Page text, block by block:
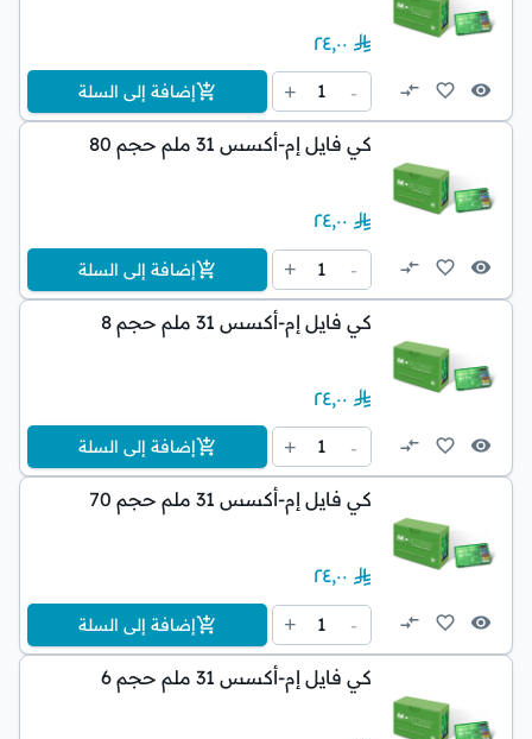
٢٤٫٠٠
-
1
+ إضافة إلى السلة
كي فايل إم-أكسس 31 ملم حجم 80
٢٤٫٠٠
-
1
+ إضافة إلى السلة
كي فايل إم-أكسس 31 ملم حجم 8
٢٤٫٠٠
-
1
+ إضافة إلى السلة
كي فايل إم-أكسس 31 ملم حجم 70
٢٤٫٠٠
-
1
+ إضافة إلى السلة
كي فايل إم-أكسس 31 ملم حجم 6